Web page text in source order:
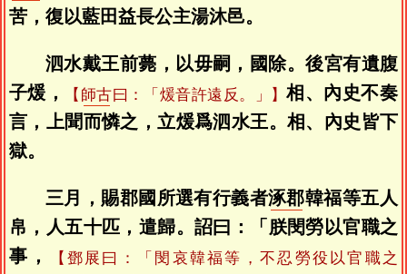
苦，復以藍田益長公主湯沐邑。
泗水戴王前薨，以毋嗣，國除。後宮有遺腹
子煖，
【 師古曰：「煖音許遠反。」】相、內史不奏
言，上聞而憐之，立煖爲泗水王。相、內史皆下
獄。
三月，賜郡國所選有行義者涿郡韓福等五人
帛，人五十匹，遣歸。詔曰：「朕閔勞以官職之
事，
【鄧展曰：「閔哀韓福等，不忍勞役以官職之